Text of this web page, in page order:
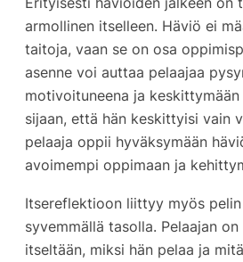
armollinen itselleen. Häviö ei
taitoja, vaan se on osa
asenne voi auttaa pelaajaa
motivoituneena ja
sijaan, että hän keskittyisi vain
pelaaja oppii hyväksymään
avoimempi oppimaan ja
Itsereflektioon liittyy myös
syvemmällä tasolla. Pelaajan
itseltään, miksi hän pelaa ja